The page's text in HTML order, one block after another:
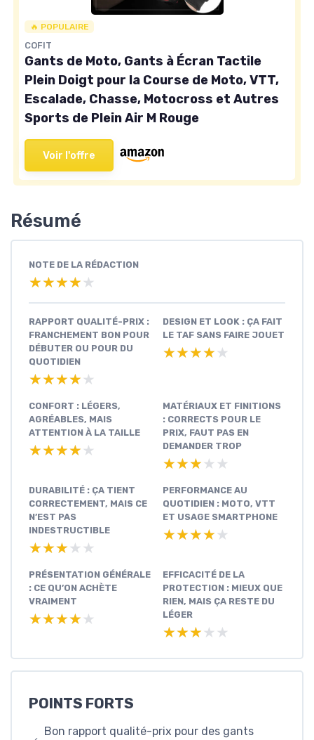
🔥 POPULAIRE
COFIT
Gants de Moto, Gants à Écran Tactile
Plein Doigt pour la Course de Moto, VTT,
Escalade, Chasse, Motocross et Autres
Sports de Plein Air M Rouge
Voir l'offre
Résumé
NOTE DE LA RÉDACTION
★★★★★
★★★★★
RAPPORT QUALITÉ-PRIX :
FRANCHEMENT BON POUR
DÉBUTER OU POUR DU
QUOTIDIEN
★★★★★
★★★★★
DESIGN ET LOOK : ÇA FAIT
LE TAF SANS FAIRE JOUET
★★★★★
★★★★★
CONFORT : LÉGERS,
AGRÉABLES, MAIS
ATTENTION À LA TAILLE
★★★★★
★★★★★
MATÉRIAUX ET FINITIONS
: CORRECTS POUR LE
PRIX, FAUT PAS EN
DEMANDER TROP
★★★★★
★★★★★
DURABILITÉ : ÇA TIENT
CORRECTEMENT, MAIS CE
N’EST PAS
INDESTRUCTIBLE
★★★★★
★★★★★
PERFORMANCE AU
QUOTIDIEN : MOTO, VTT
ET USAGE SMARTPHONE
★★★★★
★★★★★
PRÉSENTATION GÉNÉRALE
: CE QU’ON ACHÈTE
VRAIMENT
★★★★★
★★★★★
EFFICACITÉ DE LA
PROTECTION : MIEUX QUE
RIEN, MAIS ÇA RESTE DU
LÉGER
★★★★★
★★★★★
POINTS FORTS
Bon rapport qualité-prix pour des gants